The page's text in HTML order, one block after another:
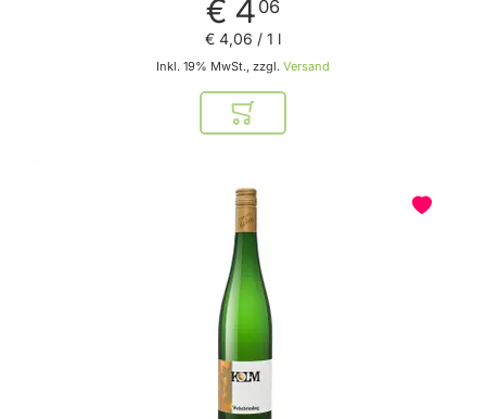
€ 4 06
Inkl. 19% MwSt., zzgl. Versand
€ 4,06 / 1 l
In den Warenkorb